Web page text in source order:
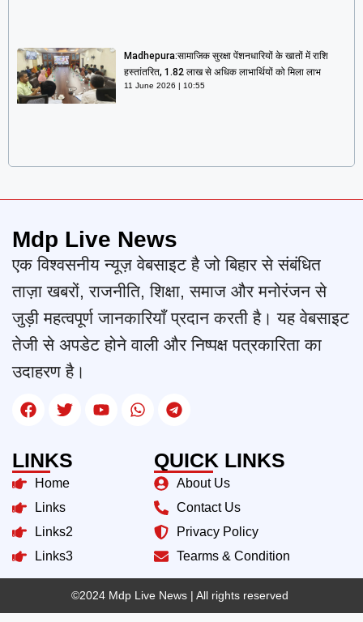
Madhepura:सामाजिक सुरक्षा पेंशनधारियों के खातों में राशि
हस्तांतरित, 1.82 लाख से अधिक लाभार्थियों को मिला लाभ
11 June 2026 10:55
Mdp Live News
एक विश्वसनीय न्यूज़ वेबसाइट है जो बिहार से संबंधित
ताज़ा खबरों, राजनीति, शिक्षा, समाज और मनोरंजन से
जुड़ी महत्वपूर्ण जानकारियाँ प्रदान करती है। यह वेबसाइट
तेजी से अपडेट होने वाली और निष्पक्ष पत्रकारिता का
उदाहरण है।
LINKS
Home
Links
Links2
Links3
QUICK LINKS
About Us
Contact Us
Privacy Policy
Tearms & Condition
©2024 Mdp Live News | All rights reserved